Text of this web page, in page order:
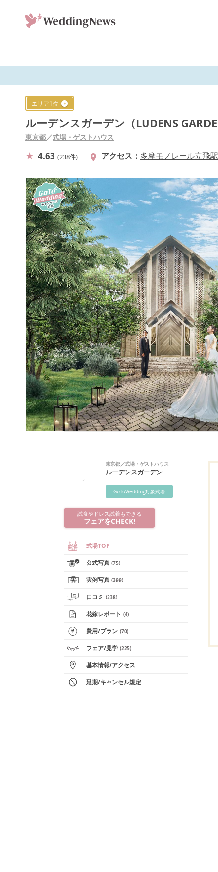
エリア1位
ルーデンスガーデン（LUDENS
東京都／式場・ゲストハウス
4.63 (238件) アクセス 多摩モノレール立飛
東京都／式場・ゲストハウス
ルーデンスガーデン
GoToWedding対象式場
試食やドレス試着もできる
フェアをCHECK!
式場TOP
公式写真 (75)
実例写真 (399)
口コミ (238)
花嫁レポート (4)
費用/プラン (70)
フェア/見学 (225)
基本情報/アクセス
延期/キャンセル規定